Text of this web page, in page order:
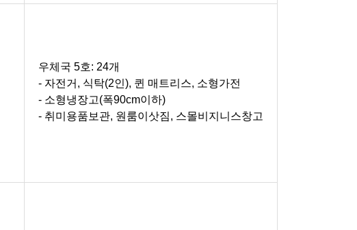
우체국 5호: 24개
- 자전거, 식탁(2인), 퀸 매트리스, 소형가전
- 소형냉장고(폭90cm이하)
- 취미용품보관, 원룸이삿짐, 스몰비지니스창고